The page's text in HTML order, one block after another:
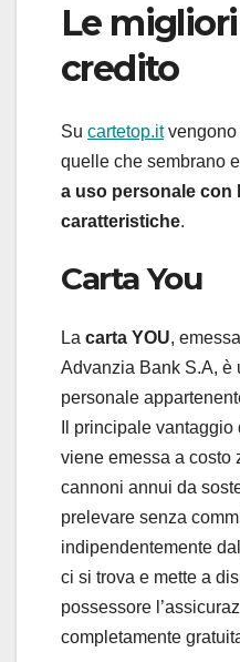
Le
credito
Su cartetop.itvengono
quelle che sembrano
a uso personale con
caratteristiche.
Carta You
La carta YOU,
Advanzia Bank S.A, è
personale
Il principale
viene emessa a costo
cannoni annui da
prelevare senza
indipendentemente
ci si trova e mette a
possessore
completamente